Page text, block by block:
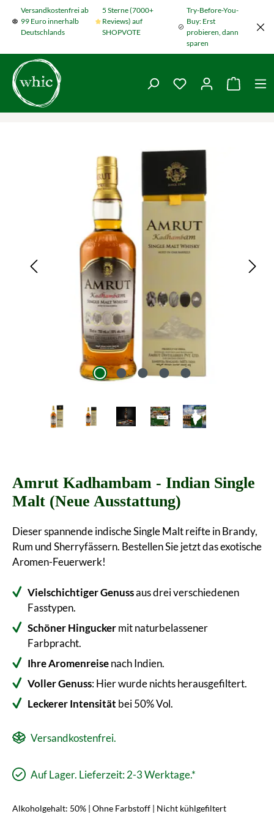
Zum Hauptinhalt springen
Versandkostenfrei ab
99 Euro innerhalb
Deutschlands
5 Sterne (7000+
Reviews) auf
SHOPVOTE
Try-Before-You-
Buy: Erst
probieren, dann
sparen
Du hast 0
Bildergalerie überspringen
Amrut Kadhambam - Indian Single
Malt (Neue Ausstattung)
Dieser spannende indische Single Malt reifte in Brandy,
Rum und Sherryfässern. Bestellen Sie jetzt das exotische
Aromen-Feuerwerk!
Vielschichtiger Genussaus drei verschiedenen
Fasstypen.
Schöner Hinguckermit naturbelassener
Farbpracht.
Ihre Aromenreisenach Indien.
Voller Genuss: Hier wurde nichts herausgefiltert.
Leckerer Intensität bei 50% Vol.
Versandkostenfrei.
Auf Lager. Lieferzeit: 2-3 Werktage.*
Alkoholgehalt: 50% | Ohne Farbstoff | Nicht kühlgefiltert